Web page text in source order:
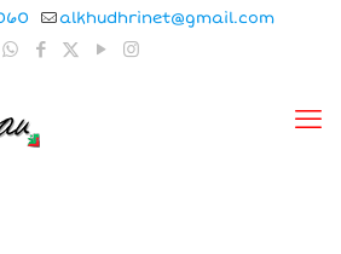
alkhudhrinet@gmail.com